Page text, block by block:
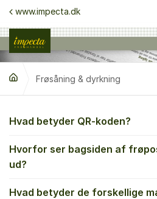
Gå til indhold
www.impecta.dk
Følg
Frøsåning & dyrkning
Frøsåning
Hvad betyder QR-koden?
Hvorfor ser bagsiden af
ud?
Hvad betyder de forskellige